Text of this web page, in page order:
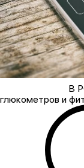
В
глюкометров и